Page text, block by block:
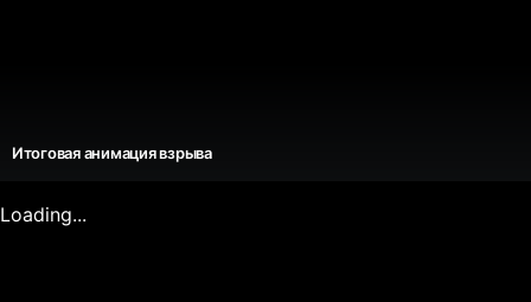
Итоговая анимация взрыва
Loading...